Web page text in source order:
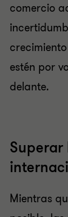
comercio
estén por
delante.
Superar
Mientras